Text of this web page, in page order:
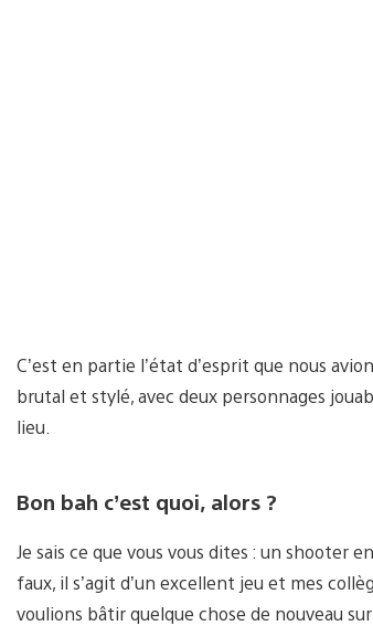
C’est en partie l’état d’esprit que nous
brutal et stylé, avec deux personnages
lieu.
Bon bah c’est quoi, alors ?
Je sais ce que vous vous dites : un shooter
faux, il s’agit d’un excellent jeu et mes
voulions bâtir quelque chose de nouveau